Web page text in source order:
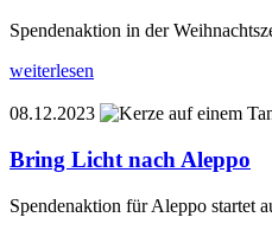
Spendenaktion in der
weiterlesen
08.12.2023
Bring Licht nach Aleppo
Spendenaktion für Aleppo startet